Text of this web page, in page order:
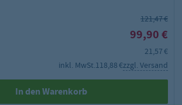
121,47 €
99,90 €
21,57 €
inkl. MwSt.118,88 €zzgl. Versand
In den Warenkorb